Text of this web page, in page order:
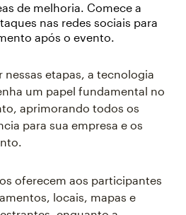
de melhoria. Comece a
nas redes sociais para
após o evento.
nessas etapas, a tecnologia
um papel fundamental no
aprimorando todos os
para sua empresa e os
oferecem aos participantes
locais, mapas e